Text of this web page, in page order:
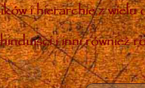
i hierarchię z wielu
i inni również